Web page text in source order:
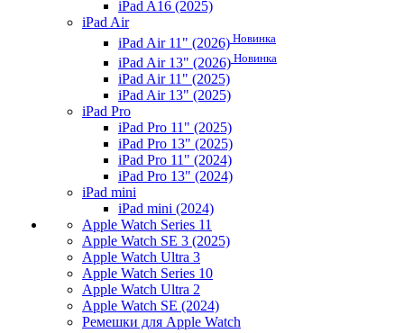
iPad A16 (2025)
iPad Air
iPad Air 11" (2026) Новинка
iPad Air 13" (2026) Новинка
iPad Air 11" (2025)
iPad Air 13" (2025)
iPad Pro
iPad Pro 11" (2025)
iPad Pro 13" (2025)
iPad Pro 11" (2024)
iPad Pro 13" (2024)
iPad mini
iPad mini (2024)
Apple Watch Series 11
Apple Watch SE 3 (2025)
Apple Watch Ultra 3
Apple Watch Series 10
Apple Watch Ultra 2
Apple Watch SE (2024)
Ремешки для Apple Watch